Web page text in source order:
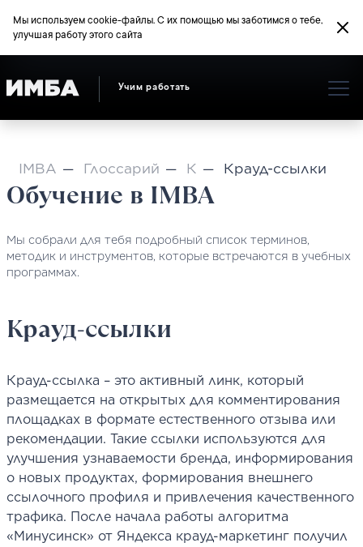
Мы используем cookie-файлы. С их помощью мы заботимся о тебе,
улучшая работу этого сайта
Учим работать
IMBA Глоссарий К Крауд-ссылки
Обучение в IMBA
Мы собрали для тебя подробный список терминов,
методик и инструментов, которые встречаются в учебных
программах.
Крауд-ссылки
Крауд-ссылка – это активный линк, который
размещается на открытых для комментирования
площадках в формате естественного отзыва или
рекомендации. Такие ссылки используются для
улучшения узнаваемости бренда, информирования
о новых продуктах, формирования внешнего
ссылочного профиля и привлечения качественного
трафика. После начала работы алгоритма
«Минусинск» от Яндекса крауд-маркетинг получил